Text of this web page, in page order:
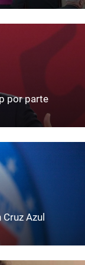
por parte
Cruz Azul